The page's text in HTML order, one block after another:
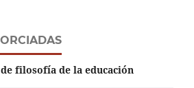
filosofía de la educación